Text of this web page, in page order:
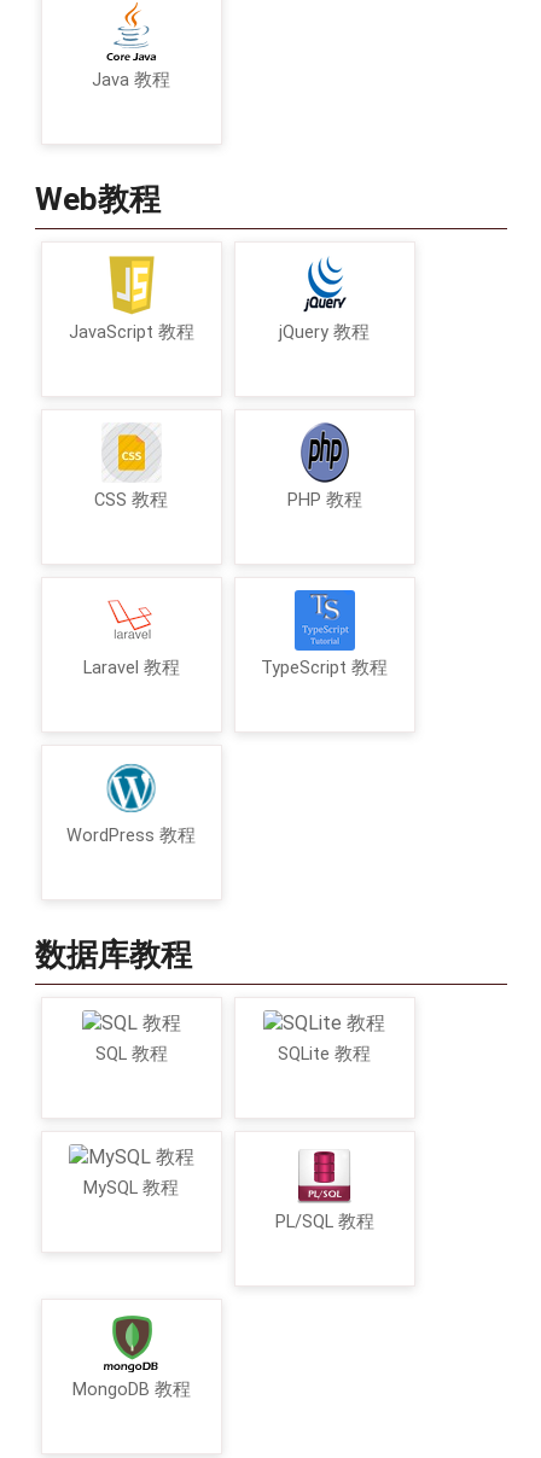
Java 教程
Web教程
JavaScript 教程 jQuery 教程
CSS 教程 PHP 教程
Laravel 教程 TypeScript 教程
WordPress 教程
数据库教程
SQL 教程 SQLite 教程
MySQL 教程
PL/SQL 教程
MongoDB 教程